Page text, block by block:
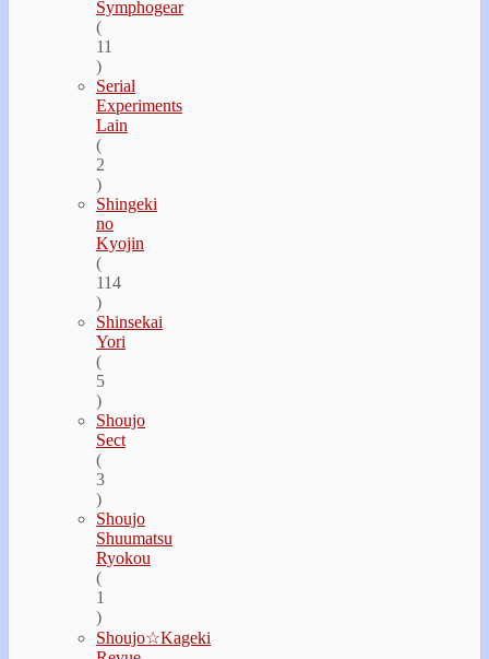
Symphogear
(
11
)
Serial
Experiments
Lain
(
2
)
Shingeki
no
Kyojin
(
114
)
Shinsekai
Yori
(
5
)
Shoujo
Sect
(
3
)
Shoujo
Shuumatsu
Ryokou
(
1
)
Shoujo☆Kageki